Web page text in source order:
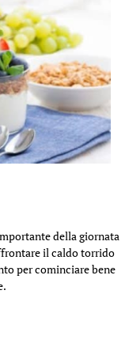
della giornata
il caldo torrido
per cominciare bene